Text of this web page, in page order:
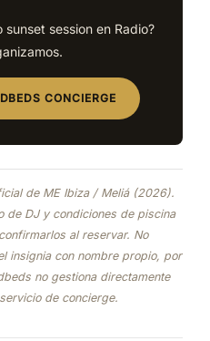
session en Radio?
CONCIERGE
de ME Ibiza / Meliá (2026).
de DJ y condiciones de piscina
al reservar. No
insignia con nombre propio, por
no gestiona directamente
de concierge.